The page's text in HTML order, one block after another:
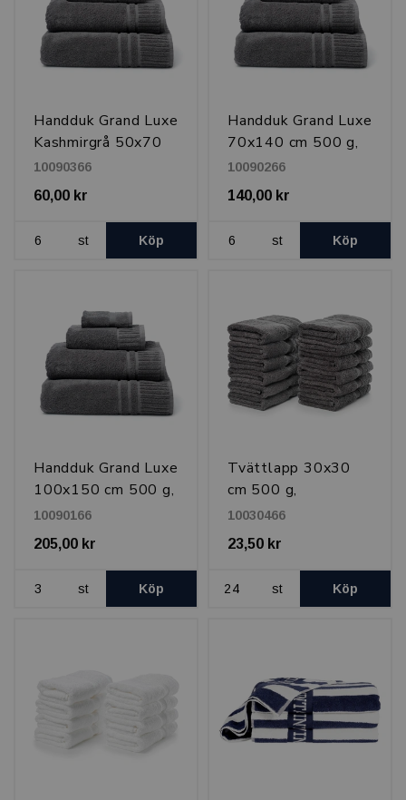
Handduk Grand Luxe
Kashmirgrå 50x70
cm 500 g
10090366
60,00 kr
st Köp
Handduk Grand Luxe
70x140 cm 500 g,
Kashmirgrå
10090266
140,00 kr
st Köp
Handduk Grand Luxe
100x150 cm 500 g,
Kashmirgrå
10090166
205,00 kr
st Köp
Tvättlapp 30x30
cm 500 g,
Kashmirgrå
10030466
23,50 kr
st Köp